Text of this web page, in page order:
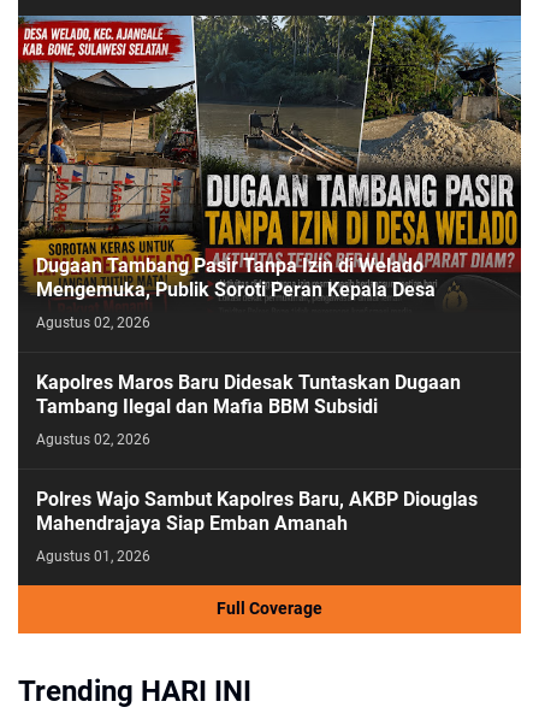
Dugaan Tambang Pasir Tanpa Izin di Welado
Mengemuka, Publik Soroti Peran Kepala Desa
Agustus 02, 2026
Kapolres Maros Baru Didesak Tuntaskan Dugaan
Tambang Ilegal dan Mafia BBM Subsidi
Agustus 02, 2026
Polres Wajo Sambut Kapolres Baru, AKBP Diouglas
Mahendrajaya Siap Emban Amanah
Agustus 01, 2026
Full Coverage
Trending HARI INI